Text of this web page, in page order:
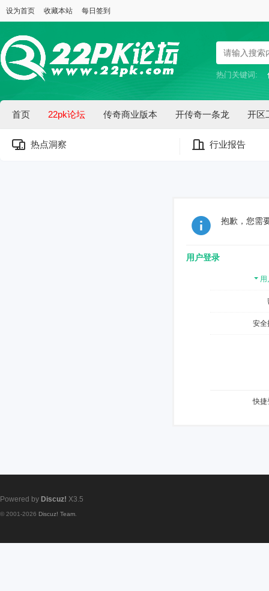
设为首页 收藏本站 每日签到
热门关键词:
首页 22pk论坛 传奇商业版本 开传奇一条龙 开区
热点洞察 行业报告
抱歉，您需
用户登录
用
安全
快捷
Powered by Discuz! X3.5
© 2001-2026 Discuz! Team